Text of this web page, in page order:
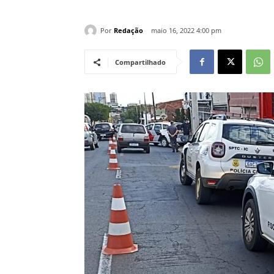
Por Redação maio 16, 2022 4:00 pm
Compartilhado